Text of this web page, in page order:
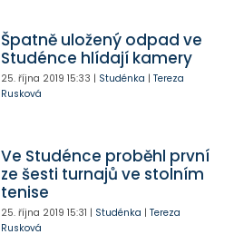
Špatně uložený odpad ve
Studénce hlídají kamery
25. října 2019 15:33 | Studénka | Tereza
Rusková
Ve Studénce proběhl první
ze šesti turnajů ve stolním
tenise
25. října 2019 15:31 | Studénka | Tereza
Rusková